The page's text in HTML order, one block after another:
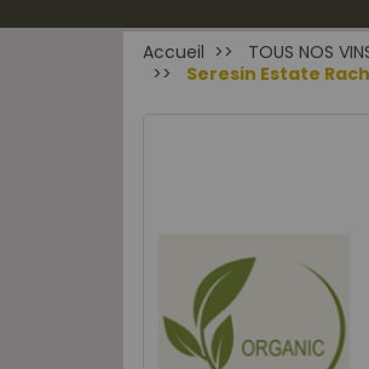
Accueil TOUS NOS
Seresin Estate